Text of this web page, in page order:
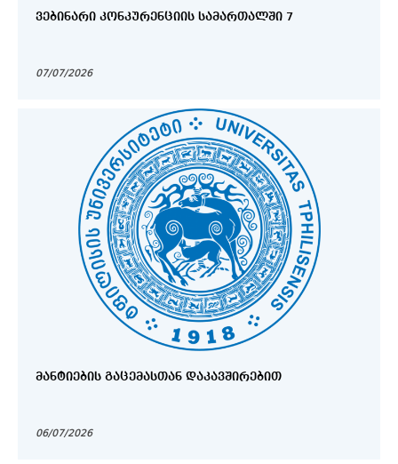
ᲕᲔᲑᲘᲜᲐᲠᲘ ᲙᲝᲜᲙᲣᲠᲔᲜᲪᲘᲘᲡ ᲡᲐᲛᲐᲠᲗᲐᲚᲨᲘ 7
07/07/2026
ᲛᲐᲜᲢᲘᲔᲑᲘᲡ ᲒᲐᲪᲔᲛᲐᲡᲗᲐᲜ ᲓᲐᲙᲐᲕᲨᲘᲠᲔᲑᲘᲗ
06/07/2026